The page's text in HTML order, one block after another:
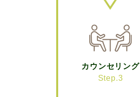
カウンセリング
Step.3